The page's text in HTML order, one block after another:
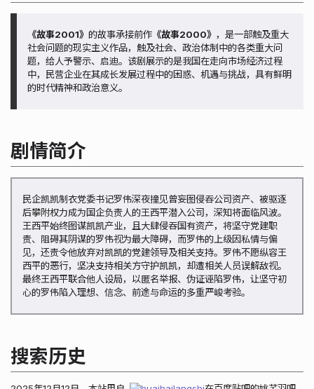
《故事2001》 的故事承接前作 《故事2000》 ，是一部触及重大
社会问题的现实主义作品，触及社会、政治体制中的各类重大问
题，给人予警示、启迪。该剧展示的是我国在走向市场经济过程
中，民营企业在其成长发展过程中的困惑、机遇与挑战，具有鲜明
的时代精神和政治意义。
剧情简介
民企凯凯制衣党委书记罗伟深夜撞见曾妄图侵吞公司资产、被驱逐
后攀附权力成为国企负责人的王西平潜入公司，深知将面临风波。
王西平始终图谋凯凯产业，且大肆侵吞国有资产，将坚守党建职
责、阻碍其阴谋的罗伟视为最大障碍，而罗伟的上级因私情与偏
见，还责令他放弃对凯凯的党建领导及相关支持。罗伟不愿纵容王
西平的恶行，坚决支持相关方守护凯凯，却遭相关人员误解敌视。
最终王西平联合他人设局，以匿名举报、伪证诬陷罗伟，让坚守初
心的罗伟陷入理想、信念、前途与命运的多重严峻考验。
搜索历史